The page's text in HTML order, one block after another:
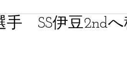
手 SS伊豆2nd